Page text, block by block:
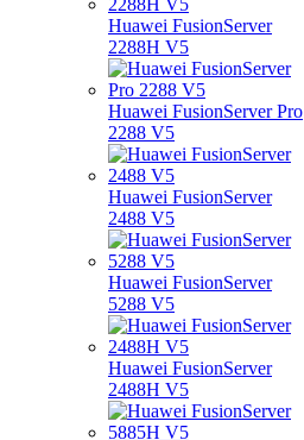
Huawei FusionServer
2288H V5
Huawei FusionServer Pro
2288 V5
Huawei FusionServer
2488 V5
Huawei FusionServer
5288 V5
Huawei FusionServer
2488H V5